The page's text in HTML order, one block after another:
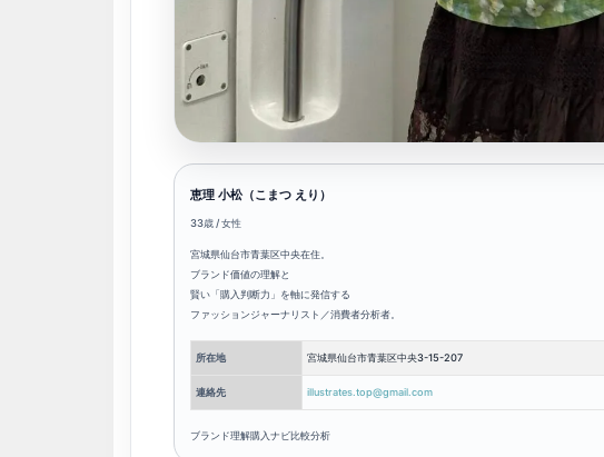
恵理 小松（こまつ えり）
33歳 / 女性
宮城県仙台市青葉区中央在住。
ブランド価値の理解と
賢い「購入判断力」を軸に発信する
ファッションジャーナリスト／消費者分析者。
所在地 宮城県仙台市青葉区中央3-15-207
連絡先 illustrates.top@gmail.com
ブランド理解購入ナビ比較分析